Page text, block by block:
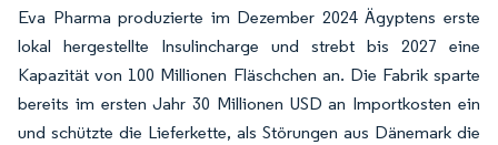
Eva Pharma produzierte im Dezember 2024 Ägyptens erste
lokal hergestellte Insulincharge und strebt bis 2027 eine
Kapazität von 100 Millionen Fläschchen an. Die Fabrik sparte
bereits im ersten Jahr 30 Millionen USD an Importkosten ein
und schützte die Lieferkette, als Störungen aus Dänemark die